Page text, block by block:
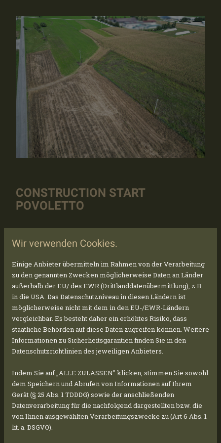
CONSTRUCTION START
POVOLETTO
in Povoletto, Italy.
Today is the start of construction. We are
installing 1824 Longi modules and inverters
from the German quality leader SMA on an
open area of 14,734 m². The system output in
this section is 998.64 kWp. On an extension
area of 12,152 m², the system will then be
completed in a second step by 1,119.96 kWp to a
total output of 2.118 MWp.
Wir verwenden Cookies.
Einige Anbieter übermitteln im Rahmen von der Verarbeitung
zu den genannten Zwecken möglicherweise Daten an Länder
außerhalb der EU/ des EWR (Drittlanddatenübermittlung), z.B.
in die USA. Das Datenschutzniveau in diesen Ländern ist
möglicherweise nicht mit dem in den EU-/EWR-Ländern
vergleichbar. Es besteht daher ein erhöhtes Risiko, dass
staatliche Behörden auf diese Daten zugreifen können. Weitere
Informationen zu Sicherheitsgarantien finden Sie in den
Datenschutzrichtlinien des jeweiligen Anbieters.
Indem Sie auf „ALLE ZULASSEN" klicken, stimmen Sie sowohl
dem Speichern und Abrufen von Informationen auf Ihrem
Gerät (§ 25 Abs. 1 TDDDG) sowie der anschließenden
Datenverarbeitung für die nachfolgend dargestellten bzw. die
von Ihnen ausgewählten Verarbeitungszwecke zu (Art 6 Abs. 1
lit. a. DSGVO).